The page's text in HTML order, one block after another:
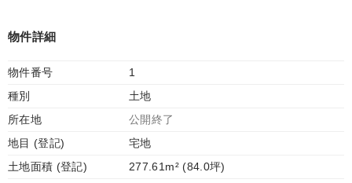
物件詳細
物件番号
1
種別
土地
所在地
公開終了
地目 (登記)
宅地
土地面積 (登記)
277.61m² (84.0坪)